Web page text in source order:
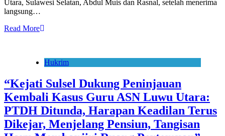
Utara, Sulawesi Selatan, Abdul Muis dan Rasnal, setelah menerima
langsung…
Read More
Hukrim
“Kejati Sulsel Dukung Peninjauan
Kembali Kasus Guru ASN Luwu Utara:
PTDH Ditunda, Harapan Keadilan Terus
Dikejar, Menjelang Pensiun, Tangisan